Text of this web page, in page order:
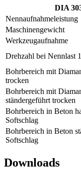
DIA
Nennaufnahmeleistung
Maschinengewicht
Werkzeugaufnahme
Drehzahl bei Nennlast
Bohrbereich mit
trocken
Bohrbereich mit
ständergeführt trocken
Bohrbereich in Beton
Softschlag
Bohrbereich in Beton
Softschlag
Downloads